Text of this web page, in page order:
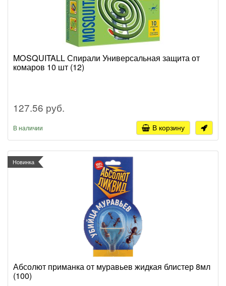
MOSQUITALL Спирали Универсальная защита от
комаров 10 шт (12)
127.56 руб.
В наличии В корзину
Новинка
Абсолют приманка от муравьев жидкая блистер 8мл
(100)